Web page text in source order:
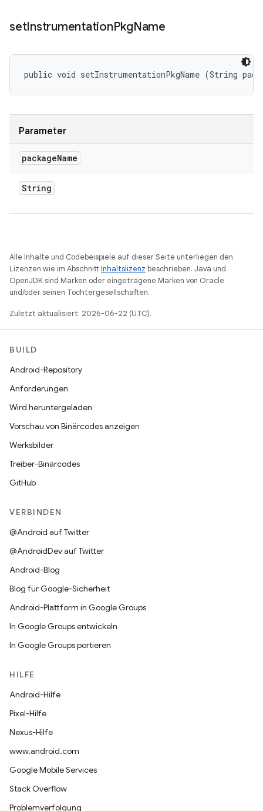
setInstrumentationPkgName
public void setInstrumentationPkgName (String
Parameter
packageName
String
Alle Inhalte und Codebeispiele auf dieser Seite unterliegen den
Lizenzen wie im AbschnittInhaltslizenz beschrieben. Java und
OpenJDK sind Marken oder eingetragene Marken von Oracle
und/oder seinen Tochtergesellschaften.
Zuletzt aktualisiert: 2026-06-22 (UTC).
BUILD
Android-Repository
Anforderungen
Wird heruntergeladen
Vorschau von Binärcodes anzeigen
Werksbilder
Treiber-Binärcodes
GitHub
VERBINDEN
@Android auf Twitter
@AndroidDev auf Twitter
Android-Blog
Blog für Google-Sicherheit
Android-Plattform in Google Groups
In Google Groups entwickeln
In Google Groups portieren
HILFE
Android-Hilfe
Pixel-Hilfe
Nexus-Hilfe
www.android.com
Google Mobile Services
Stack Overflow
Problemverfolgung